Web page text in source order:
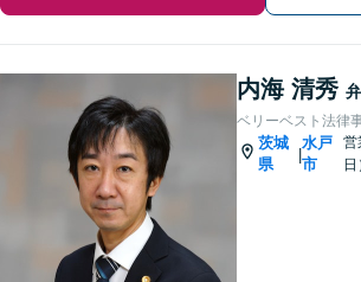
内海 清秀
ベリーベスト法律
茨城
県
|
水戸
市
営
日